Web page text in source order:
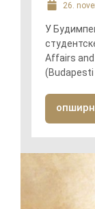
26.
У
Affairs and
(Budapesti